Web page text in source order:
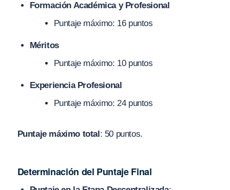
Formación Académica y Profesional
Puntaje máximo: 16 puntos
Méritos
Puntaje máximo: 10 puntos
Experiencia Profesional
Puntaje máximo: 24 puntos
Puntaje máximo total : 50 puntos.
Determinación del Puntaje Final